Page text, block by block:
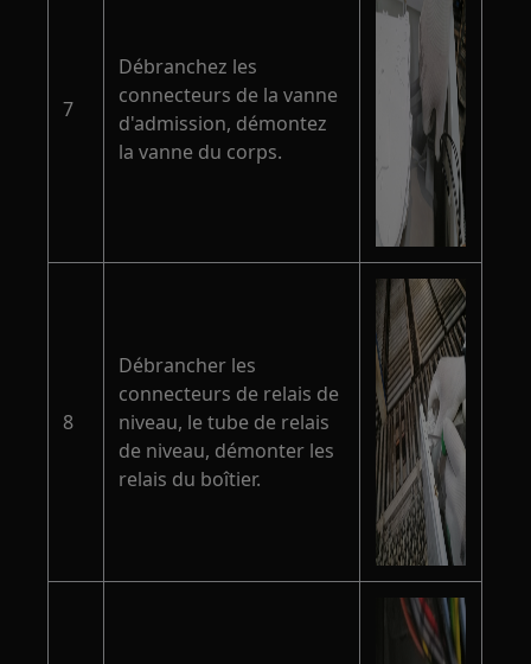
7
Débranchez les
connecteurs de la vanne
d'admission, démontez
la vanne du corps.
8
Débrancher les
connecteurs de relais de
niveau, le tube de relais
de niveau, démonter les
relais du boîtier.